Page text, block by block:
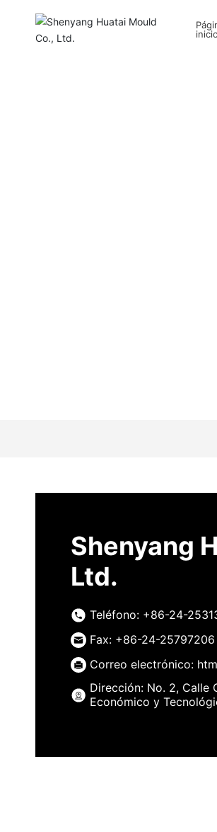
inicio
Contáctenos
Shenyang
Ltd.
Teléfono: +86-24-
Fax: +86-24-25797206
Correo electrónico:
Dirección: No. 2, Calle
Económico y